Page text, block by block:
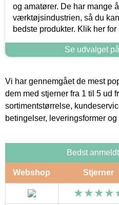
og amatører. De har mange
værktøjsindustrien, så du
bedste produkter. Klik her
Se udvalget
Vi har gennemgået de mest
dem med stjerner fra 1 til 5 ud
sortimentstørrelse,
betingelser, leveringsformer
Bedst
Webshop Stjerner